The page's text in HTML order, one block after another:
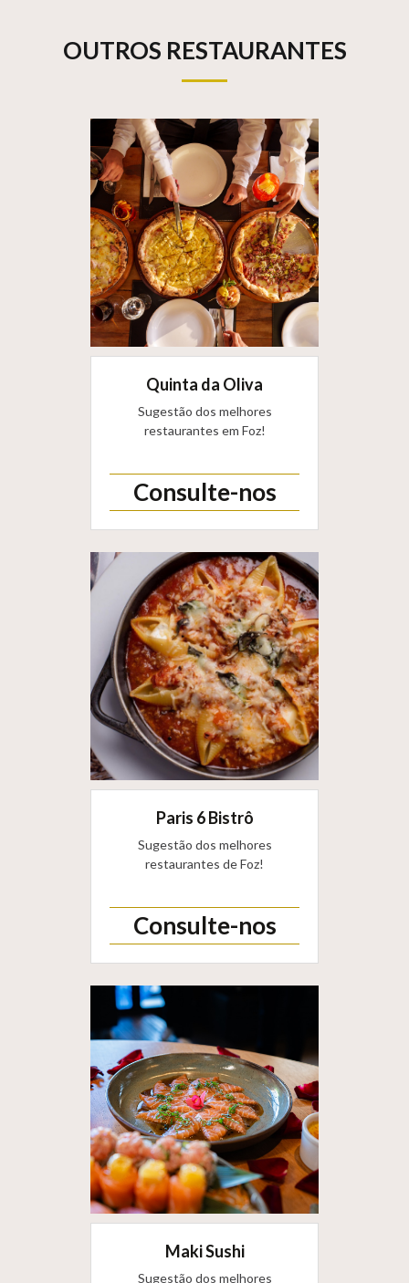
OUTROS RESTAURANTES
Quinta da Oliva
Sugestão dos melhores
restaurantes em Foz!
Consulte-nos
Paris 6 Bistrô
Sugestão dos melhores
restaurantes de Foz!
Consulte-nos
Maki Sushi
Sugestão dos melhores